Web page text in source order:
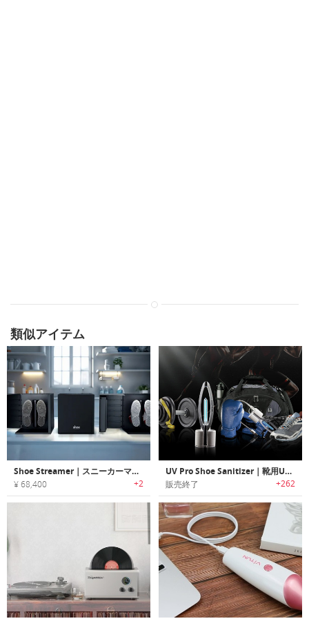
類似アイテム
Shoe Streamer｜スニーカーマニアのための、自宅で使える本格シューズクリーナー
¥ 68,400 +2
UV Pro Shoe Sanitizer｜靴用UV消毒サニタイザー「ユーブイプロシューサニタイザー」
販売終了 +262